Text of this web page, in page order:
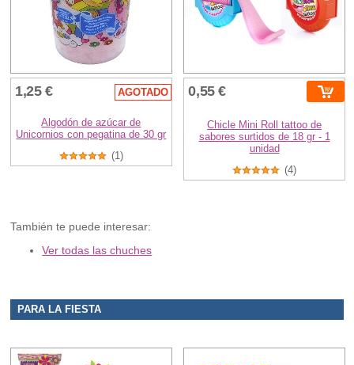
1,25 € AGOTADO
Algodón de azúcar de
Unicornios con pegatina de 30 gr
(1)
0,55 €
Chicle Mini Roll tattoo de
sabores surtidos de 18 gr - 1
unidad
(4)
También te puede interesar:
Ver todas las chuches
PARA LA FIESTA